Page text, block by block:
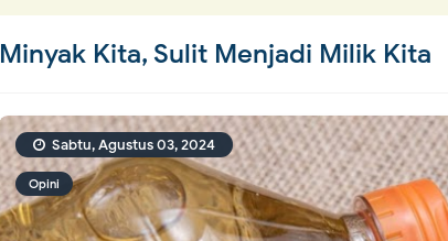
Minyak Kita, Sulit Menjadi Milik Kita
Opini
Sabtu, Agustus 03, 2024